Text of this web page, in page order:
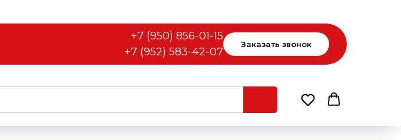
+7 (950) 856-01-15
+7 (952) 583-42-07
Заказать звонок